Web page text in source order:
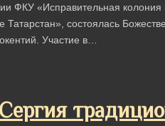
ФКУ «Исправительная
состоялась
Участие в…